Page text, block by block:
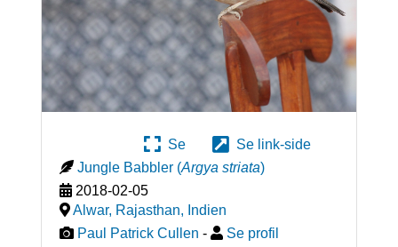
Se
Se link-side
Jungle Babbler (Argya striata)
2018-02-05
Alwar, Rajasthan, Indien
Paul Patrick Cullen - Se profil